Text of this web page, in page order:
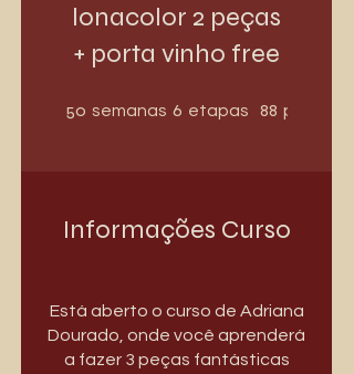
lonacolor 2 peças
+ porta vinho free
50 semanas 50 semanas
6 etapas 6 etapas
88
Informações Curso
Está aberto o curso de Adriana
Dourado, onde você aprenderá
a fazer 3 peças fantásticas